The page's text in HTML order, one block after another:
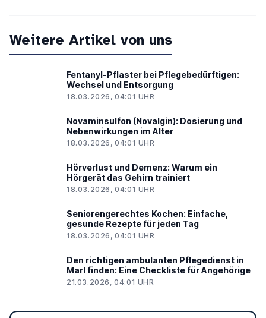
Weitere Artikel von uns
Fentanyl-Pflaster bei Pflegebedürftigen:
Wechsel und Entsorgung
18.03.2026, 04:01 UHR
Novaminsulfon (Novalgin): Dosierung und
Nebenwirkungen im Alter
18.03.2026, 04:01 UHR
Hörverlust und Demenz: Warum ein
Hörgerät das Gehirn trainiert
18.03.2026, 04:01 UHR
Seniorengerechtes Kochen: Einfache,
gesunde Rezepte für jeden Tag
18.03.2026, 04:01 UHR
Den richtigen ambulanten Pflegedienst in
Marl finden: Eine Checkliste für Angehörige
21.03.2026, 04:01 UHR